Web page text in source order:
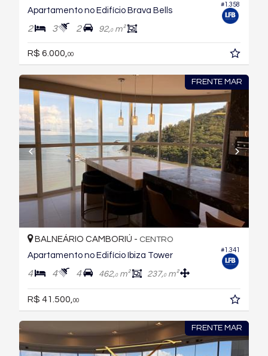
#1.358
Apartamento no Edifício Brava Bells
2 3 2 92,0m²
R$ 6.000,00
FRENTE MAR
#1.341
BALNEÁRIO CAMBORIÚ - CENTRO
Apartamento no Edifício Ibiza Tower
4 4 4 462,0m² 237,0m²
R$ 41.500, 00
FRENTE MAR